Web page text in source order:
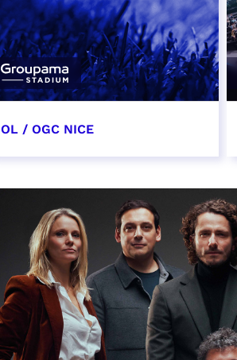
OL / OGC NICE
date et heure à confirmer
RÉSERVER